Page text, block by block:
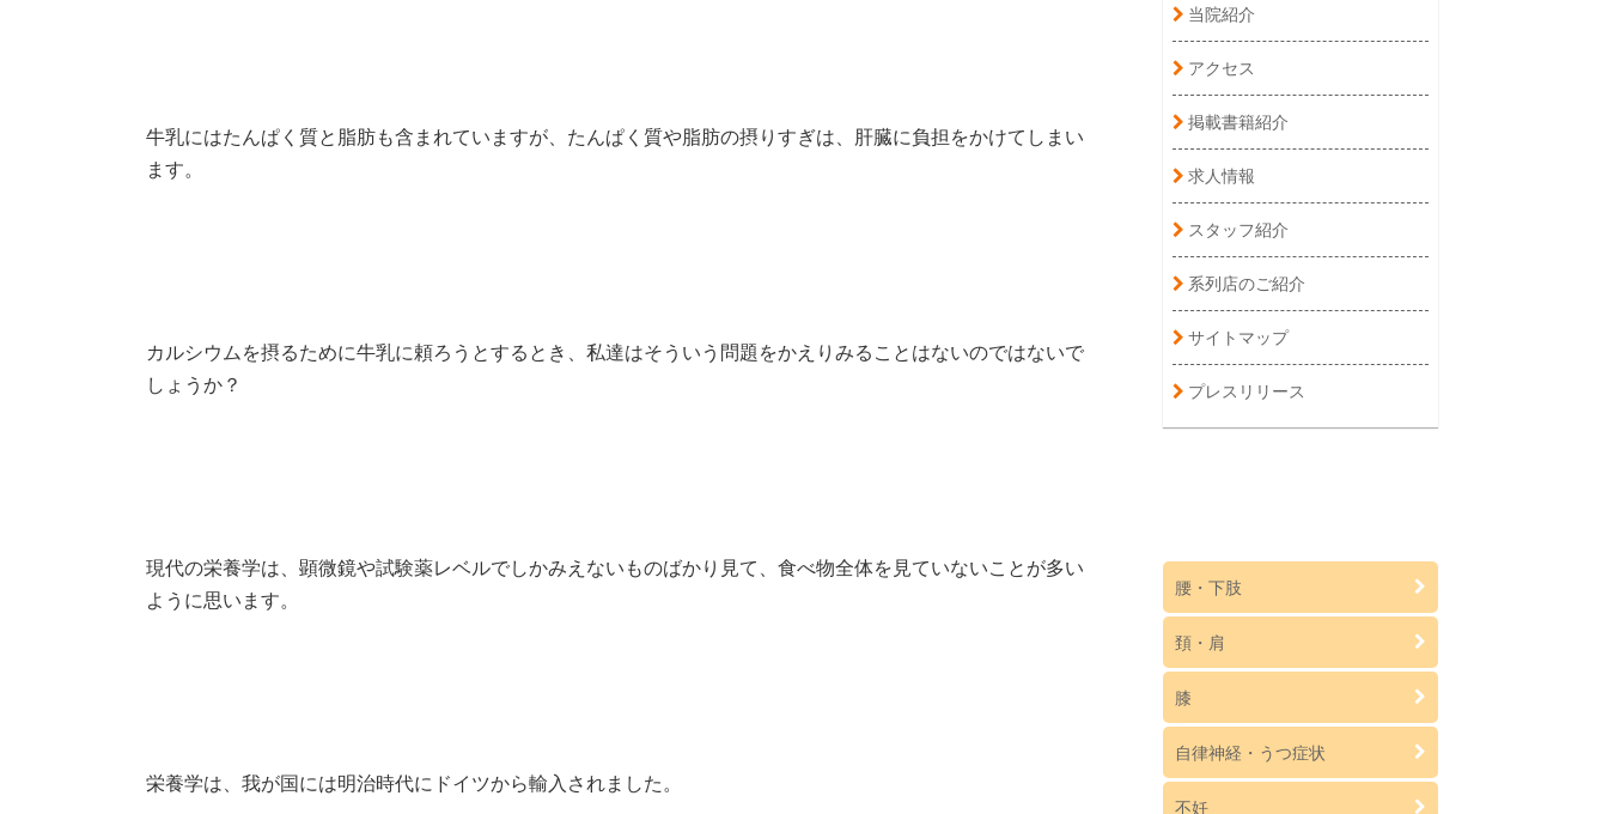
牛乳にはたんぱく質と脂肪も含まれていますが、たんぱく質や脂肪の摂りすぎは、肝臓に負担をかけてしまい
ます。
カルシウムを摂るために牛乳に頼ろうとするとき、私達はそういう問題をかえりみることはないのではないで
しょうか？
現代の栄養学は、顕微鏡や試験薬レベルでしかみえないものばかり見て、食べ物全体を見ていないことが多い
ように思います。
栄養学は、我が国には明治時代にドイツから輸入されました。
当院紹介
アクセス
掲載書籍紹介
求人情報
スタッフ紹介
系列店のご紹介
サイトマップ
プレスリリース
腰・下肢
頚・肩
膝
自律神経・うつ症状
不妊